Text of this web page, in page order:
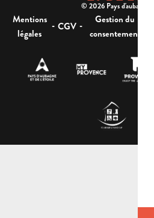
© 2026 Pays d'aubagne
Mentions
légales
- CGV -
Gestion du
consentement